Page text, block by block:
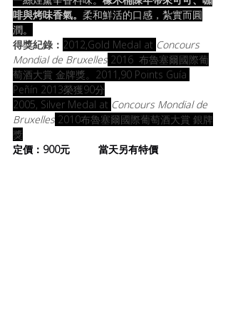
啡與烤味香氣。 柔和鮮活的口感，紮實而圓
潤。
得獎紀錄： 2012,Gold Medal at Concours
Mondial de Bruxelles 2016  布魯塞爾國際葡
萄酒大賞 金牌獎。2011,90 Points Guía
Peñín 2013榮獲90分
2005, Silver Medal at Concours Mondial de
Bruxelles 2010布魯塞爾國際葡萄酒大賞 銀牌
獎
定價：900元
     當天另有特價